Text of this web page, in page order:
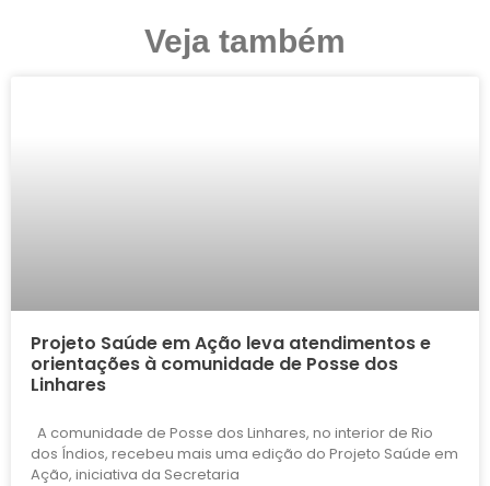
Veja também
Projeto Saúde em Ação leva atendimentos e
orientações à comunidade de Posse dos
Linhares
A comunidade de Posse dos Linhares, no interior de Rio
dos Índios, recebeu mais uma edição do Projeto Saúde em
Ação, iniciativa da Secretaria